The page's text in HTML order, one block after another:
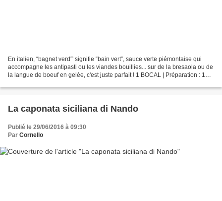
En italien, “bagnet verd'” signifie “bain vert”, sauce verte piémontaise qui
accompagne les antipasti ou les viandes bouillies... sur de la bresaola ou de
la langue de boeuf en gelée, c'est juste parfait ! 1 BOCAL | Préparation : 15
La caponata siciliana di Nando
Publié le 29/06/2016 à 09:30
Par Cornello